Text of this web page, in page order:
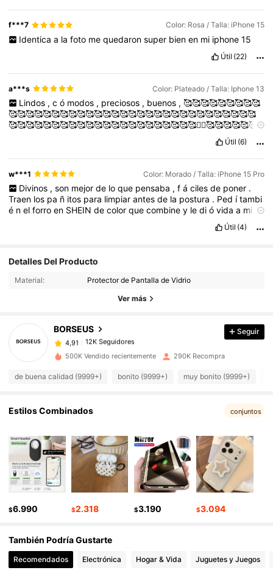
f***7 Color: Rosa / Talla: iPhone 15
Identica a la foto me quedaron super bien en mi iphone 15
Útil (22)
a***s Color: Plateado / Talla: Iphone 13
Lindos , c ó modos , preciosos , buenos , 🥰🥰🥰🥰🥰🥰🥰🥰🥰
🥰🥰🥰🥰🥰🥰🥰🥰🥰🥰🥰🥰🥰🥰🥰🥰🥰🥰🥰🥰🥰🥰🥰🥰🥰🥰🥰🥰🥰
🥰🥰🥰🥰🥰🥰🥰🥰🥰🥰🥰🥰🥰🥰🥰🥰🥰🥰🥰🥰🥰🥰🙂‍↔️🥰🥰🥰🥰🥰🥰
Útil (6)
w***1 Color: Morado / Talla: iPhone 15 Pro
Divinos , son mejor de lo que pensaba , f á ciles de poner .
Traen los pa ñ itos para limpiarantesde la postura . Ped ítambi
é nelforroen SHEINdecolorquecombiney ledióvidaa mi
Útil (4)
Detalles Del Producto
Material: Protector de Pantalla de Vidrio
Ver más
BORSEUS
4,91 12K Seguidores
12K Seguidores
4,91
12K Seguidores
r***m pagóHace 1 día
4,91
4,91 12K Seguidores
4,91 12K Seguidores
4,91 12K Seguidores
Seguir
500K Vendido recientemente 290K Recompra
de buena calidad (9999+) bonito (9999+) muy bonito (9999+)
Estilos Combinados conjuntos
$6.990 $2.318 $3.190 $3.094
También Podría Gustarte
Recomendados Electrónica Hogar & Vida Juguetes y Juegos